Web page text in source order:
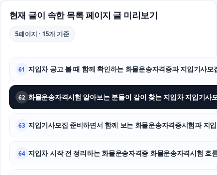
현재 글이 속한 목록 페이지 글 미리보기
5페이지 · 15개 기준
61 지입차 공고 볼 때 함께 확인하는 화물운송자격증과 지입기사모
62
63 지입기사모집 준비하면서 함께 보는 화물운송자격증시험과 지
64 지입차 시작 전 정리하는 화물운송자격증 화물운송자격시험 흐